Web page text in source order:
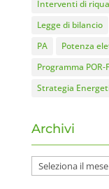
Interventi di
Legge di bilancio
PA
Potenza
Programma POR-
Strategia
Archivi
Archivi